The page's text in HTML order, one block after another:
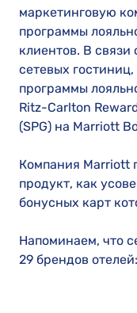
маркетинговую
программы
клиентов. В связи
сетевых
программы
Ritz-Carlton
(SPG) на Marriott
Компания Marriott
продукт, как
бонусных карт
Напоминаем, что
29 брендов отелей: